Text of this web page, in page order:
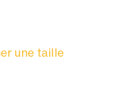
une taille